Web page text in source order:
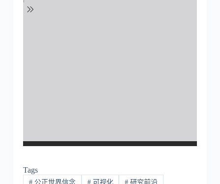
Tags
#公正世界信念 #可视化 # 研究前沿